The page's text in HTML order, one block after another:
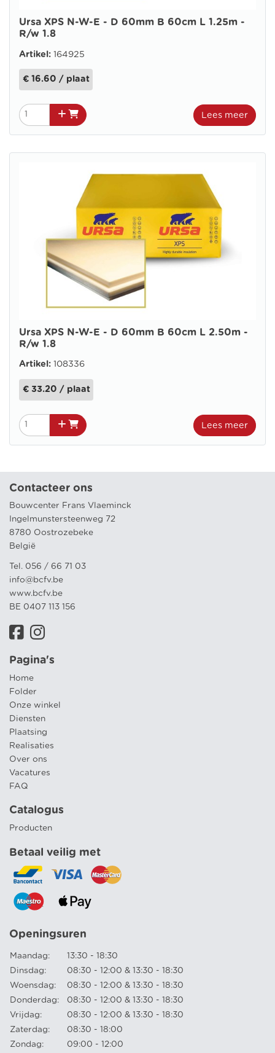
Ursa XPS N-W-E - D 60mm B 60cm L 1.25m -
R/w 1.8
Artikel: 164925
€ 16.60 / plaat
Lees meer
Ursa XPS N-W-E - D 60mm B 60cm L 2.50m -
R/w 1.8
Artikel: 108336
€ 33.20 / plaat
Lees meer
Contacteer ons
Bouwcenter Frans Vlaeminck
Ingelmunstersteenweg 72
8780 Oostrozebeke
België
Tel. 056 / 66 71 03
info@bcfv.be
www.bcfv.be
BE 0407 113 156
Pagina's
Home
Folder
Onze winkel
Diensten
Plaatsing
Realisaties
Over ons
Vacatures
FAQ
Catalogus
Producten
Betaal veilig met
Openingsuren
Maandag:
13:30 - 18:30
Dinsdag:
08:30 - 12:00 & 13:30 - 18:30
Woensdag:
08:30 - 12:00 & 13:30 - 18:30
Donderdag:
08:30 - 12:00 & 13:30 - 18:30
Vrijdag:
08:30 - 12:00 & 13:30 - 18:30
Zaterdag:
08:30 - 18:00
Zondag:
09:00 - 12:00